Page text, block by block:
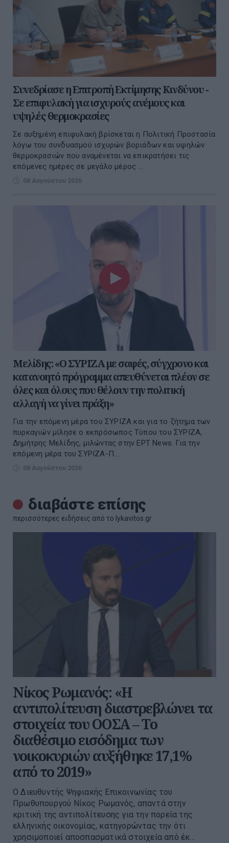
Συνεδρίασε η Επιτροπή Εκτίμησης Κινδύνου -
Σε επιφυλακή για ισχυρούς ανέμους και
υψηλές θερμοκρασίες
Σε αυξημένη επιφυλακή βρίσκεται η Πολιτική Προστασία
λόγω του συνδυασμού ισχυρών βοριάδων και υψηλών
θερμοκρασιών που αναμένεται να επικρατήσει τις
επόμενες ημέρες σε μεγάλο μέρος ...
08 Αυγούστου 2026
Μελίδης: «Ο ΣΥΡΙΖΑ με σαφές, σύγχρονο και
κατανοητό πρόγραμμα απευθύνεται πλέον σε
όλες και όλους που θέλουν την πολιτική
αλλαγή να γίνει πράξη»
Για την επόμενη μέρα του ΣΥΡΙΖΑ και για το ζήτημα των
πυρκαγιών μίλησε ο εκπρόσωπος Τύπου του ΣΥΡΙΖΑ,
Δημήτρης Μελίδης, μιλώντας στην ΕΡΤ Νews. Για την
επόμενη μέρα του ΣΥΡΙΖΑ-Π...
08 Αυγούστου 2026
διαβάστε επίσης
περισσότερες ειδήσεις από το lykavitos.gr
Νίκος Ρωμανός: «Η
αντιπολίτευση διαστρεβλώνει τα
στοιχεία του ΟΟΣΑ – Το
διαθέσιμο εισόδημα των
νοικοκυριών αυξήθηκε 17,1%
από το 2019»
Ο Διευθυντής Ψηφιακής Επικοινωνίας του
Πρωθυπουργού Νίκος Ρωμανός, απαντά στην
κριτική της αντιπολίτευσης για την πορεία της
ελληνικής οικονομίας, κατηγορώντας την ότι
χρησιμοποιεί αποσπασματικά στοιχεία από έκ...